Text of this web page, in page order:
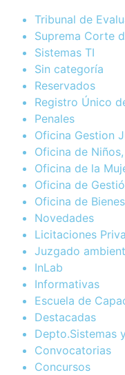
Tribunal de
Suprema Corte
Sistemas TI
Sin categoría
Reservados
Registro Único
Penales
Oficina Gestion
Oficina de
Oficina de la
Oficina de
Oficina de
Novedades
Licitaciones
Juzgado
InLab
Informativas
Escuela de
Destacadas
Depto.Sistemas
Convocatorias
Concursos